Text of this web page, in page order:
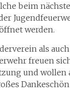
beim
werden.
als
freuen
und wollen